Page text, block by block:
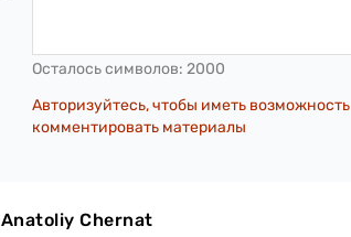
Осталось символов: 2000
Авторизуйтесь, чтобы иметь возможность
комментировать материалы
Anatoliy Chernat